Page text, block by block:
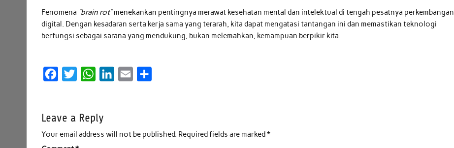
Fenomena “brain rot”menekankan pentingnya merawat kesehatan mental dan intelektual di tengah pesatnya perkembangan
digital. Dengan kesadaran serta kerja sama yang terarah, kita dapat mengatasi tantangan ini dan memastikan teknologi
berfungsi sebagai sarana yang mendukung, bukan melemahkan, kemampuan berpikir kita.
e
b
t
W
s
e
l
e
Leave a Reply
Your email address will not be published. Required fields are marked*